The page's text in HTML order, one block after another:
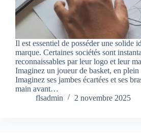
Il est essentiel de posséder une solide
marque. Certaines sociétés sont
reconnaissables par leur logo et leur
Imaginez un joueur de basket, en plein
Imaginez ses jambes écartées et ses
main avant…
flsadmin
2 novembre 2025